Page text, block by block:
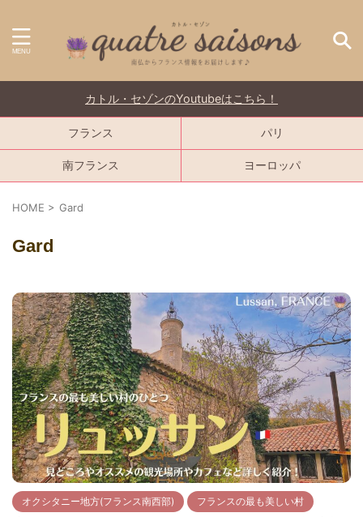
カトル・セゾンのYoutubeはこちら！
フランス パリ
南フランス ヨーロッパ
HOME > Gard
Gard
オクシタニー地方(フランス南西部) フランスの最も美しい村